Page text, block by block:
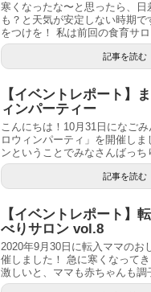
寒くなったな〜と思ったら、日
も？と天気が安定しない時期
をつけを！ 私は前回の食育サ
記事を読む
【イベントレポート】
ィンパーティー
こんにちは！10月31日になご
ロウィンパーティ」を開催しま
ンということでみなさんばっち
記事を読む
【イベントレポート】
べりサロン vol.8
2020年9月30日に転入ママのお
催しました！ 急に寒くなって
激しいと、ママも赤ちゃんも調